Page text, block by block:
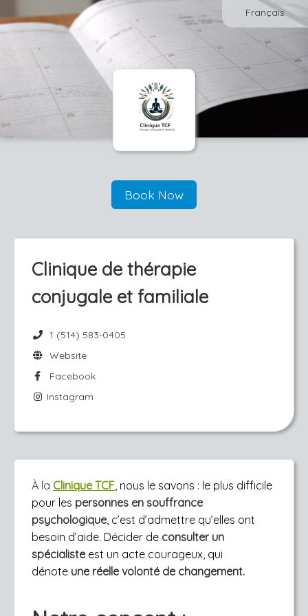
Français
Book Now
Clinique de thérapie
conjugale et familiale
1 (514) 583-0405
Website
Facebook
Instagram
À la Clinique TCF, nous le savons : le plus difficile
pour les personnes en souffrance
psychologique, c’est d’admettre qu’elles ont
besoin d’aide. Décider de consulter un
spécialiste est un acte courageux, qui
dénote une réelle volonté de changement.